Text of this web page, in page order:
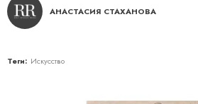
АНАСТАСИЯ СТАХАНОВА
Теги: Искусство